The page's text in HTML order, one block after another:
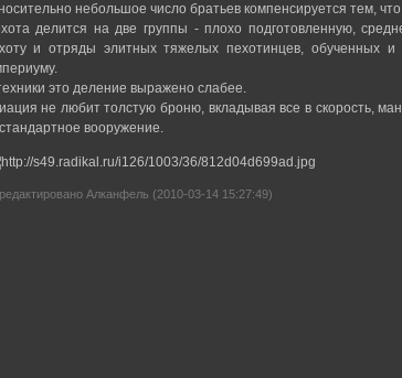
небольшое число братьев компенсируется тем,
делится на две группы - плохо подготовленную,
и отряды элитных тяжелых пехотинцев, обученных
это деление выражено слабее.
не любит толстую броню, вкладывая все в скорость,
вооружение.
Алканфель (2010-03-14 15:27:49)